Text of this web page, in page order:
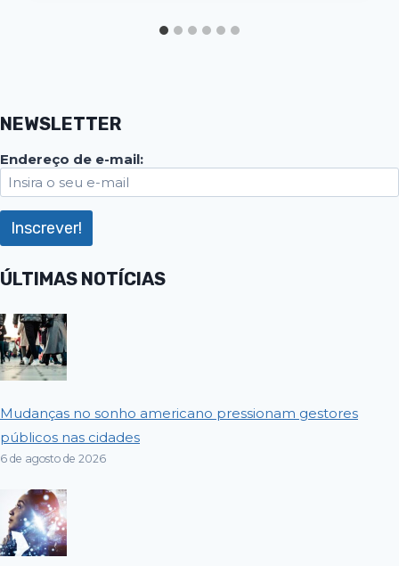
NEWSLETTER
Endereço de e-mail:
ÚLTIMAS NOTÍCIAS
Mudanças no sonho americano pressionam gestores
públicos nas cidades
6 de agosto de 2026